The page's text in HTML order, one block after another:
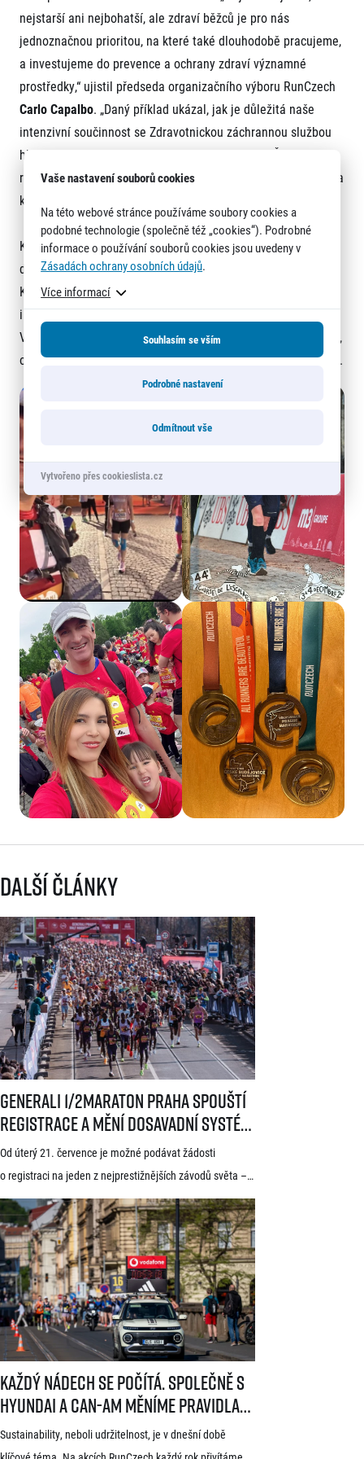
nejstarší ani nejbohatší, ale zdraví běžců je pro nás
jednoznačnou prioritou, na které také dlouhodobě pracujeme,
a investujeme do prevence a ochrany zdraví významné
prostředky,“ ujistil předseda organizačního výboru RunCzech
Carlo Capalbo. „Daný příklad ukázal, jak je důležitá naše
intenzivní součinnost se Zdravotnickou záchrannou službou
hlavního města Prahy, městskou policií a Policií České
republiky, kterým patří obrovský dík. Tyto složky se podílejí na
koordinaci našich akcí a svoji práci stále zdokonalují.“
Konec dobrý – všechno dobré. Irský běžec Paul je živým
důkazem toho, jak profesionální práci zdravotníci odvedli.
K jeho záchraně však přispěly i pořádná dávka štěstí a snad
i jeho kondice a dlouhodobě trénované běžecké srdce.
Vytrvalostnímu běhu se s totiž Paul věnoval vždycky s láskou,
osudný závod v Praze byl jeho už jednadvacátým maratonem.
Další články
Generali 1/2Maraton Praha spouští
registrace a mění dosavadní systém!
Třítýdenní lhůta na podání žádosti
startuje 21. července
Od úterý 21. července je možné podávat žádosti
o registraci na jeden z nejprestižnějších závodů světa –
Generali 1/2Maraton Praha. Do povědomí běžců se
dostal nejen trasou vedoucí srdcem historické Prahy, ale
i tradicí a naprosto jedinečnou atmosférou. Pyšní se
známkou kvality World Athletics Elite Label, spadá do
seriálu evropských půlmaratonů zvaného SuperHalfs
a jedná se o nejžádanější z pěti závodů RunCzech Halfs.
[…]
Generali 1/2Maraton Praha spouští registrace a mění dosavadní
Každý nádech se počítá. Společně s
Hyundai a Can-Am měníme pravidla
hry
Sustainability, neboli udržitelnost, je v dnešní době
Každý nádech se počítá. Společně s Hyundai a Can-Am měníme
Vaše nastavení souborů cookies
Na této webové stránce používáme soubory cookies a
podobné technologie (společně též „cookies“). Podrobné
informace o používání souborů cookies jsou uvedeny v
Zásadách ochrany osobních údajů.
Více informací
Souhlasím se vším
Podrobné nastavení
Odmítnout vše
Vytvořeno přes cookieslista.cz